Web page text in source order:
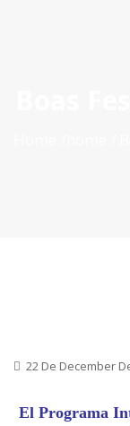
22 De December
El Programa